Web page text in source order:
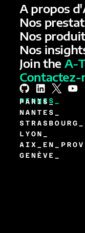
A propos
Nos
Nos
Nos
Join the A-
Contactez-
RENNES_
PARIS_
NANTES_
STRASBOURG_
LYON_
GENÈVE_